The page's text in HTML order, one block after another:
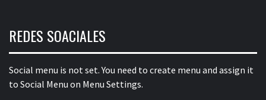
REDES SOACIALES
Social menu is not set. You need to create menu and assign it
to Social Menu on Menu Settings.